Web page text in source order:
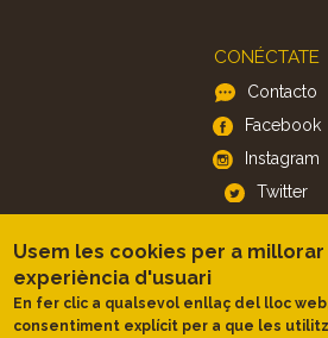
CONÉCTATE
Contacto
Facebook
Instagram
Twitter
APP
iOS
Android
Usem les cookies per a
experiència d'usuari
En fer clic a qualsevol enllaç del lloc
consentiment explícit per a que les